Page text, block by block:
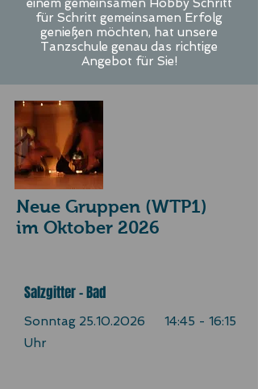
einem gemeinsamen Hobby Schritt
für Schritt gemeinsamen Erfolg
genießen möchten, hat unsere
Tanzschule genau das richtige
Angebot für Sie!
Neue Gruppen (WTP1)
im Oktober 2026
Salzgitter - Bad
Sonntag 25.10.2026 14:45 - 16:15
Uhr